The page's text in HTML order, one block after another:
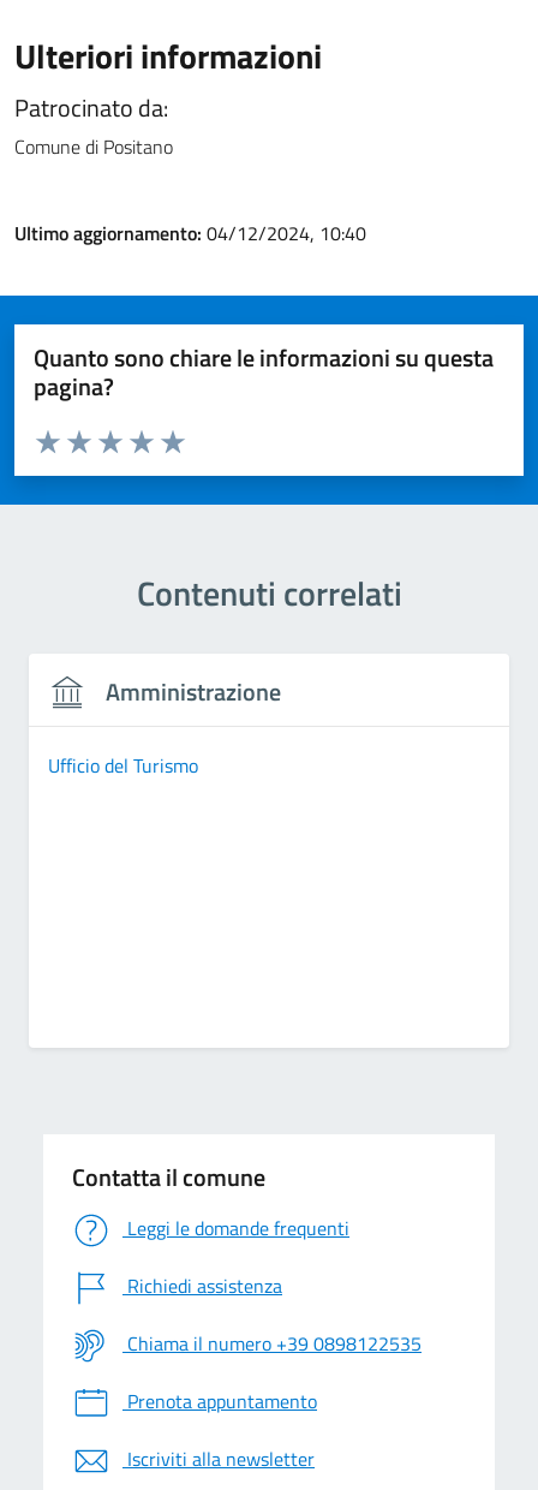
Ulteriori informazioni
Patrocinato da:
Comune di Positano
Ultimo aggiornamento: 04/12/2024, 10:40
Quanto sono chiare le informazioni su questa
pagina?
Valuta da 1 a 5 stelle la pagina
Valuta 5 stelle su 5
Valuta 4 stelle su 5
Valuta 3 stelle su 5
Valuta 2 stelle su 5
Valuta 1 stelle su 5
Contenuti correlati
Amministrazione
Ufficio del Turismo
Contatta il comune
Leggi le domande frequenti
Richiedi assistenza
Chiama il numero +39 0898122535
Prenota appuntamento
Iscriviti alla newsletter